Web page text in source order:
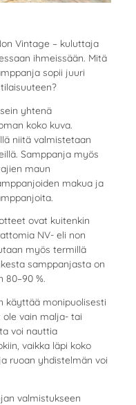
Vintage – kuluttaja
ihmeissään. Mitä
sopii juuri
yhtenä
koko kuva.
niitä valmistetaan
Samppanja myös
maun
makua ja
ovat kuitenkin
NV- eli non
myös termillä
samppanjasta on
80–90 %.
käyttää monipuolisesti
vain malja- tai
voi nauttia
vaikka läpi koko
ruoan yhdistelmän voi
valmistukseen